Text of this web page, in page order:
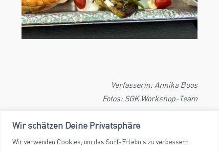
Wir schätzen Deine Privatsphäre
Wir verwenden Cookies, um das Surf-Erlebnis zu verbessern
Verfasserin: Annika Boos
Fotos: SGK Workshop-Team